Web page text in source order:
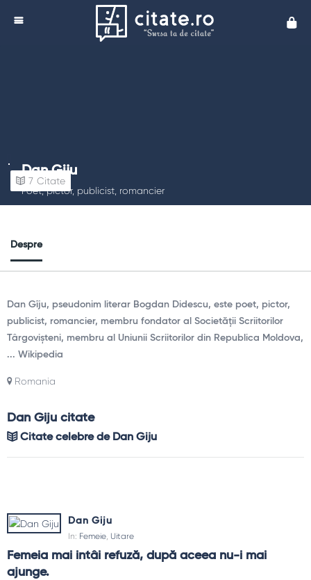
Dan Giju
Poet, pictor, publicist, romancier
7 Citate
Despre
Dan Gîju, pseudonim literar Bogdan Didescu, este poet, pictor,
publicist, romancier, membru fondator al Societății Scriitorilor
Târgovișteni, membru al Uniunii Scriitorilor din Republica Moldova,
... Wikipedia
Romania
Dan Giju citate
Citate celebre de Dan Giju
Dan Giju
In: Femeie, Uitare
Femeia mai intâi refuză, după aceea nu-i mai
ajunge.